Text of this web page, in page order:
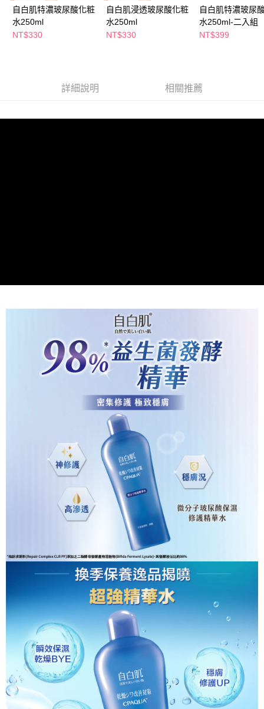
１．透過由恩沛科技股份有限公司提供之「AFTEE先享後付」服務完成之交
易，需依本服務之必要範圍內提供個人資料，並將交易相關給付款項請求債
權轉讓予恩沛科技股份有限公司。
２．關於個人資料處理事宜，請瀏覽以下網址：
４．使用「AFTEE先享後付」時，將依據個別帳號之用戶狀況，依本公司即
每筆NT$65，滿NT$490(含以上)免運費
付款後7-11取貨
每筆NT$100，滿NT$790(含以上)免運費
每筆NT$80，滿NT$290(含以上)免運費
自白肌特濃玻尿酸化粧
水250ml
NT$330
自白肌浸透玻尿酸化粧
水250ml
NT$330
自白肌特濃玻尿
水250ml-二入組
NT$399
詳細說明 相關推薦